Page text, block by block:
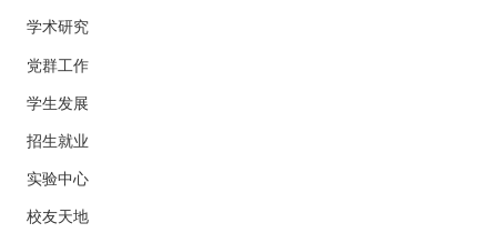
学术研究
党群工作
学生发展
招生就业
实验中心
校友天地